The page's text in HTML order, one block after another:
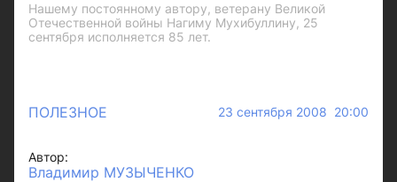
Нашему постоянному автору, ветерану Великой
Отечественной войны Нагиму Мухибуллину, 25
сентября исполняется 85 лет.
ПОЛЕЗНОЕ 23 сентября 2008 20:00
Автор:
Владимир МУЗЫЧЕНКО